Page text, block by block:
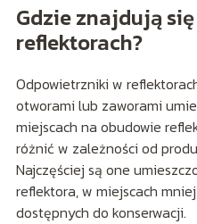
Gdzie znajdują
reflektorach?
Odpowietrzniki w
otworami lub zaworami
miejscach na obudowie
różnić w zależności od
Najczęściej są one
reflektora, w miejscach
dostępnych do konserwacji.